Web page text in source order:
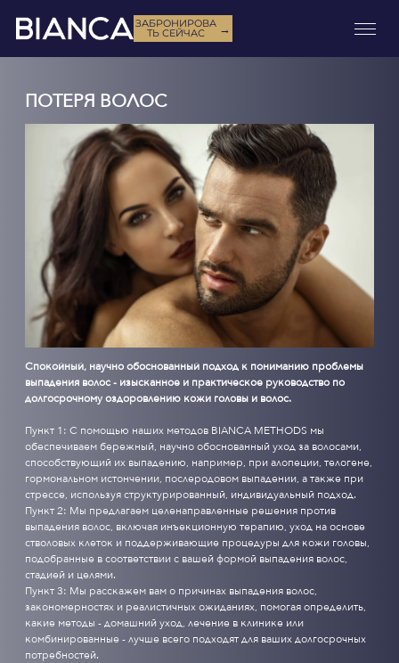
ЗАБРОНИРОВА
ТЬ СЕЙЧАС →
ПОТЕРЯ ВОЛОС
Спокойный, научно обоснованный подход к пониманию проблемы
выпадения волос - изысканное и практическое руководство по
долгосрочному оздоровлению кожи головы и волос.
Пункт 1: С помощью наших методов BIANCA METHODS мы
обеспечиваем бережный, научно обоснованный уход за волосами,
способствующий их выпадению, например, при алопеции, телогене,
гормональном истончении, послеродовом выпадении, а также при
стрессе, используя структурированный, индивидуальный подход.
Пункт 2: Мы предлагаем целенаправленные решения против
выпадения волос, включая инъекционную терапию, уход на основе
стволовых клеток и поддерживающие процедуры для кожи головы,
подобранные в соответствии с вашей формой выпадения волос,
стадией и целями.
Пункт 3: Мы расскажем вам о причинах выпадения волос,
закономерностях и реалистичных ожиданиях, помогая определить,
какие методы - домашний уход, лечение в клинике или
комбинированные - лучше всего подходят для ваших долгосрочных
потребностей.